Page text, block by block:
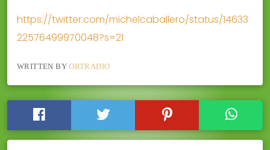
https://twitter.com/michelcaballero/status/14633
22576499970048?s=21
WRITTEN BYORTRADIO